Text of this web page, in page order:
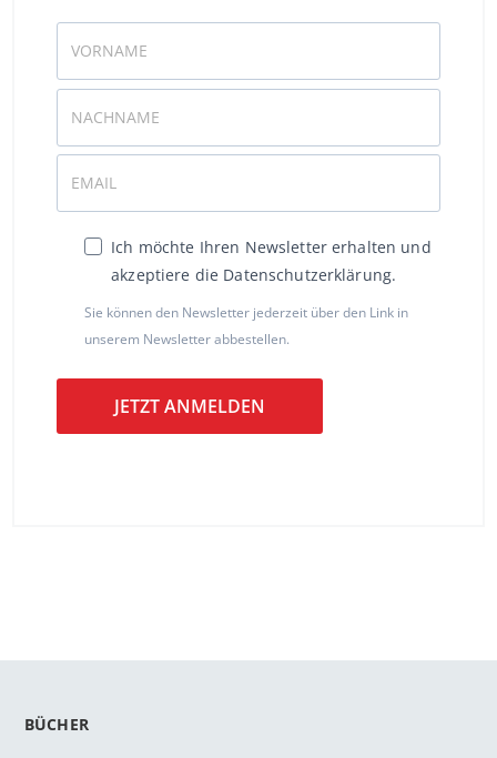
Ich möchte Ihren Newsletter erhalten und
akzeptiere die Datenschutzerklärung.
Sie können den Newsletter jederzeit über den Link in
unserem Newsletter abbestellen.
JETZT ANMELDEN
BÜCHER